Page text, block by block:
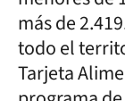
más de
todo el
Tarjeta